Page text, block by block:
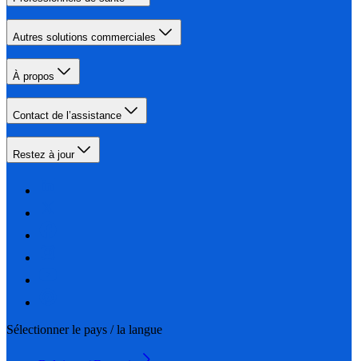
Autres solutions commerciales
À propos
Contact de l’assistance
Restez à jour
Sélectionner le pays / la langue